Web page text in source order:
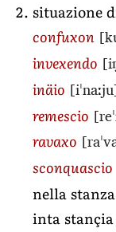
situazione
confuxon
invexendo
inäio
remescio
ravaxo
sconquascio
nella
inta stançia